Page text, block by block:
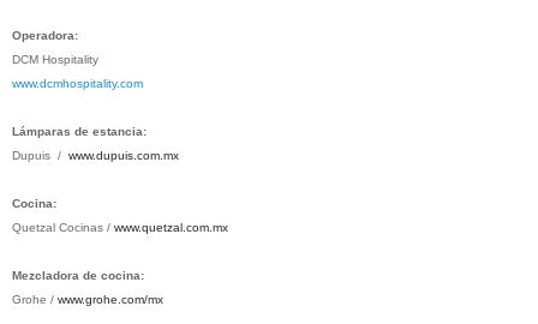
Operadora:
DCM Hospitality
www.dcmhospitality.com
Lámparas de estancia:
Dupuis / www.dupuis .com.mx
Cocina:
Quetzal Cocinas / www.quetzal .com.mx
Mezcladora de cocina:
Grohe / www.grohe .com/mx